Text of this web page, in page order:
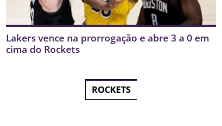
Lakers vence na prorrogação e abre 3 a 0 em
cima do Rockets
ROCKETS